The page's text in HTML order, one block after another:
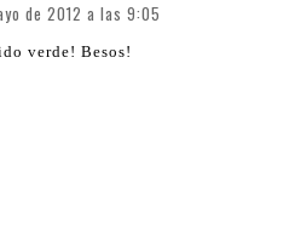
de 2012 a las 9:05
verde! Besos!